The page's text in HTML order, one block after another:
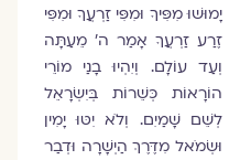
יָמוּשׁוּ מִפִּיךָ וּמִפִּי זַרְעֲךָ וּמִפִּי
זֶרַע זַרְעֲךָ אָמַר ה׳ מֵעַתָּה
וְעַד עוֹלָם. וְיִהְיוּ בָנַי מוֹרֵי
הוֹרָאוֹת כְּשֵׁרוֹת בְּיִשְׂרָאֵל
לְשֵׁם שָׁמַיִם. וְלֹא יִטּוּ יָמִין
וּשְׂמֹאל מִדֶּרֶךְ הַיְשָׁרָה וּדְבַר